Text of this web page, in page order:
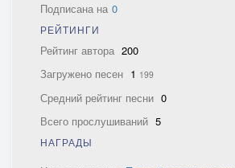
Подписана на 0
РЕЙТИНГИ
Рейтинг автора 200
Загружено песен 1 199
Средний рейтинг песни 0
Всего прослушиваний 5
НАГРАДЫ